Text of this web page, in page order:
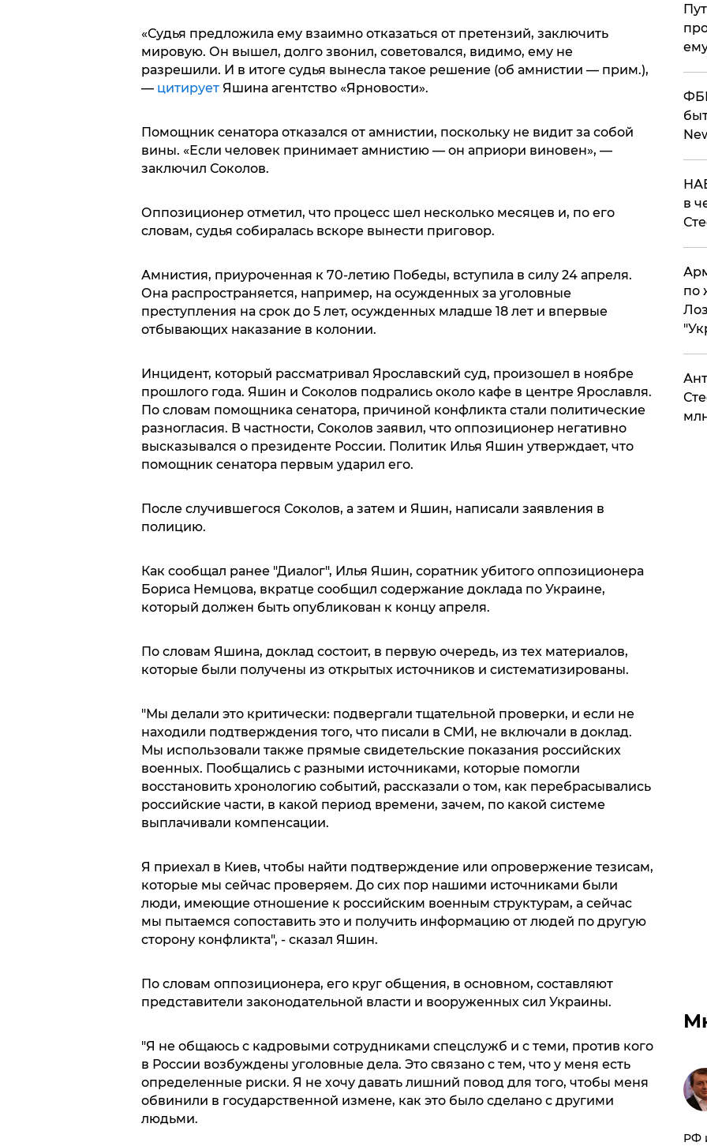
«Судья предложила ему взаимно отказаться от претензий, заключить
мировую. Он вышел, долго звонил, советовался, видимо, ему не
разрешили. И в итоге судья вынесла такое решение (об амнистии — прим.),
— цитируетЯшина агентство «Ярновости».
Помощник сенатора отказался от амнистии, поскольку не видит за собой
вины. «Если человек принимает амнистию — он априори виновен», —
заключил Соколов.
Оппозиционер отметил, что процесс шел несколько месяцев и, по его
словам, судья собиралась вскоре вынести приговор.
Амнистия, приуроченная к 70-летию Победы, вступила в силу 24 апреля.
Она распространяется, например, на осужденных за уголовные
преступления на срок до 5 лет, осужденных младше 18 лет и впервые
отбывающих наказание в колонии.
Инцидент, который рассматривал Ярославский суд, произошел в ноябре
прошлого года. Яшин и Соколов подрались около кафе в центре Ярославля.
По словам помощника сенатора, причиной конфликта стали политические
разногласия. В частности, Соколов заявил, что оппозиционер негативно
высказывался о президенте России. Политик Илья Яшин утверждает, что
помощник сенатора первым ударил его.
После случившегося Соколов, а затем и Яшин, написали заявления в
полицию.
Как сообщал ранее "Диалог", Илья Яшин, соратник убитого оппозиционера
Бориса Немцова, вкратце сообщил содержание доклада по Украине,
который должен быть опубликован к концу апреля.
По словам Яшина, доклад состоит, в первую очередь, из тех материалов,
которые были получены из открытых источников и систематизированы.
"Мы делали это критически: подвергали тщательной проверки, и если не
находили подтверждения того, что писали в СМИ, не включали в доклад.
Мы использовали также прямые свидетельские показания российских
военных. Пообщались с разными источниками, которые помогли
восстановить хронологию событий, рассказали о том, как перебрасывались
российские части, в какой период времени, зачем, по какой системе
выплачивали компенсации.
Я приехал в Киев, чтобы найти подтверждение или опровержение тезисам,
которые мы сейчас проверяем. До сих пор нашими источниками были
люди, имеющие отношение к российским военным структурам, а сейчас
мы пытаемся сопоставить это и получить информацию от людей по другую
сторону конфликта", - сказал Яшин.
По словам оппозиционера, его круг общения, в основном, составляют
представители законодательной власти и вооруженных сил Украины.
"Я не общаюсь с кадровыми сотрудниками спецслужб и с теми, против кого
в России возбуждены уголовные дела. Это связано с тем, что у меня есть
определенные риски. Я не хочу давать лишний повод для того, чтобы меня
обвинили в государственной измене, как это было сделано с другими
людьми.
в
по
РФ